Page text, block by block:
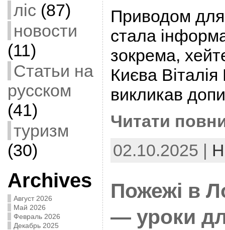
ліс (87)
новости
(11)
Статьи на
русском
(41)
туризм
(30)
Archives
Август 2026
Май 2026
Февраль 2026
Декабрь 2025
Приводом для
стала
зокрема,
Києва
викликав
Читати
02.10.2025 |
Пожежі в
— уроки